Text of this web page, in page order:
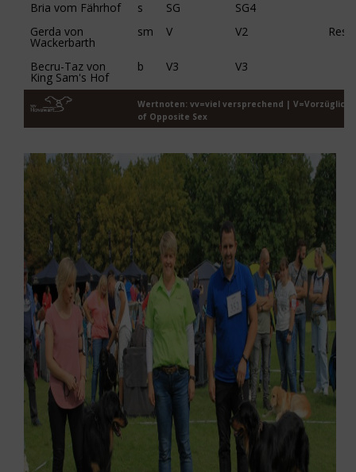
Bria vom Fährhof s SG
SG4
Gerda von
Wackerbarth
sm V V2
Becru-Taz von
King Sam's Hof
b V3 V3
Wertnoten: vv=viel versprechend | V=Vorzüglich
of Opposite Sex